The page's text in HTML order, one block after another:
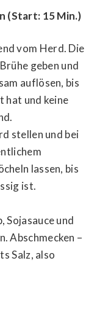
(Start: 15 Min.)
vom Herd. Die
geben und
auflösen, bis
hat und keine
stellen und bei
lassen, bis
ist.
Sojasauce und
Abschmecken –
Salz, also